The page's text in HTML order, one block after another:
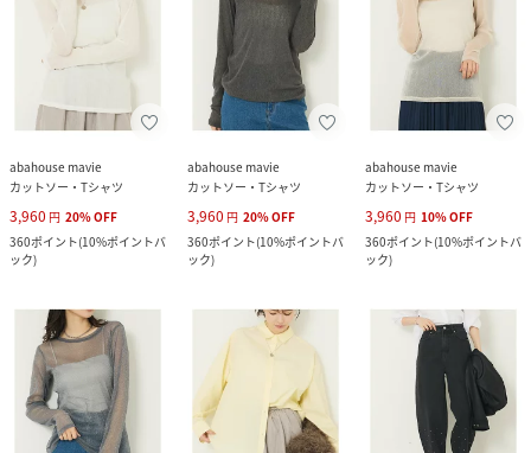
abahouse mavie
カットソー・Tシャツ
3,960 円 20%OFF
360ポイント(10%ポイントバ
ック)
abahouse mavie
カットソー・Tシャツ
3,960 円 20%OFF
360ポイント(10%ポイントバ
ック)
abahouse mavie
カットソー・Tシャツ
3,960 円 10%OFF
360ポイント(10%ポイントバ
ック)